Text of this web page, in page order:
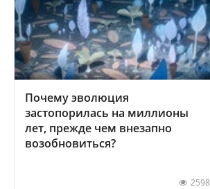
Почему эволюция
застопорилась на миллионы
лет, прежде чем внезапно
возобновиться?
2598